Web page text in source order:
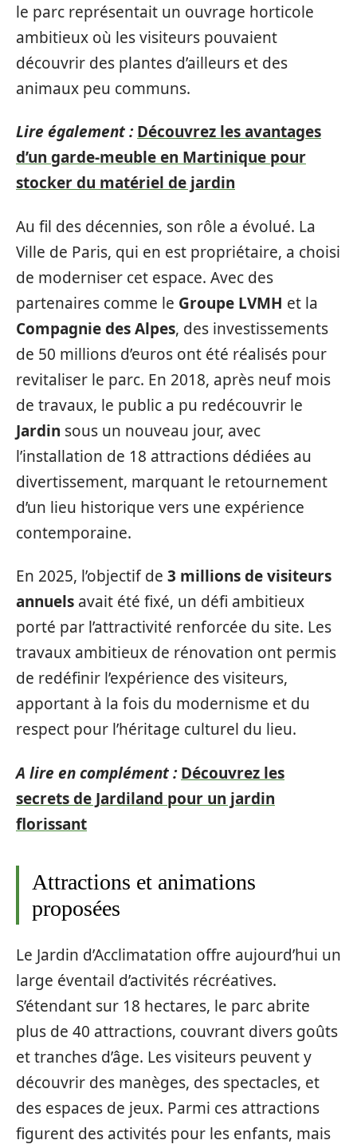
le parc représentait un ouvrage horticole
ambitieux où les visiteurs pouvaient
découvrir des plantes d’ailleurs et des
animaux peu communs.
Lire également : Découvrez les avantages
d’un garde-meuble en Martinique pour
stocker du matériel de jardin
Au fil des décennies, son rôle a évolué. La
Ville de Paris, qui en est propriétaire, a choisi
de moderniser cet espace. Avec des
partenaires comme le Groupe LVMH et la
Compagnie des Alpes, des investissements
de 50 millions d’euros ont été réalisés pour
revitaliser le parc. En 2018, après neuf mois
de travaux, le public a pu redécouvrir le
Jardin sous un nouveau jour, avec
l’installation de 18 attractions dédiées au
divertissement, marquant le retournement
d’un lieu historique vers une expérience
contemporaine.
En 2025, l’objectif de 3 millions de visiteurs
annuels avait été fixé, un défi ambitieux
porté par l’attractivité renforcée du site. Les
travaux ambitieux de rénovation ont permis
de redéfinir l’expérience des visiteurs,
apportant à la fois du modernisme et du
respect pour l’héritage culturel du lieu.
A lire en complément : Découvrez les
secrets de Jardiland pour un jardin
florissant
Attractions et animations
proposées
Le Jardin d’Acclimatation offre aujourd’hui un
large éventail d’activités récréatives.
S’étendant sur 18 hectares, le parc abrite
plus de 40 attractions, couvrant divers goûts
et tranches d’âge. Les visiteurs peuvent y
découvrir des manèges, des spectacles, et
des espaces de jeux. Parmi ces attractions
figurent des activités pour les enfants, mais